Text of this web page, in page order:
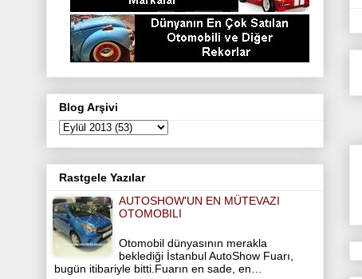
Blog Arşivi
Rastgele Yazılar
AUTOSHOW'UN EN MÜTEVAZI
OTOMOBILI
Otomobil dünyasının merakla
beklediği İstanbul AutoShow Fuarı,
bugün itibariyle bitti.Fuarın en sade, en…